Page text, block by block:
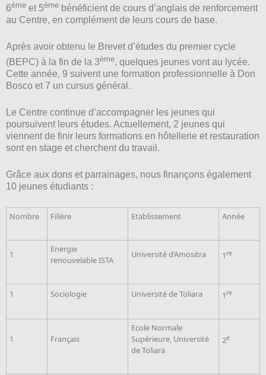
6ème et 5ème bénéficient de cours d’anglais de renforcement
au Centre, en complément de leurs cours de base.
Après avoir obtenu le Brevet d’études du premier cycle
(BEPC) à la fin de la 3ème, quelques jeunes vont au lycée.
Cette année, 9 suivent une formation professionnelle à Don
Bosco et 7 un cursus général.
Le Centre continue d’accompagner les jeunes qui
poursuivent leurs études. Actuellement, 2 jeunes qui
viennent de finir leurs formations en hôtellerie et restauration
sont en stage et cherchent du travail.
Grâce aux dons et parrainages, nous finançons également
10 jeunes étudiants :
Nombre Filière Etablissement Année
1
Energie
renouvelable ISTA
Université d’Amositra 1 re
1 Sociologie Université de Toliara 1 re
1 Français
Ecole Normale
Supérieure, Université
de Toliara
2e